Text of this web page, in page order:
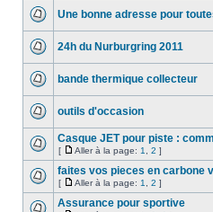
Une bonne adresse pour
24h du Nurburgring 2011
bande thermique collecteur
outils d'occasion
Casque JET pour piste :
[ Aller à la page: 1 2 ]
faites vos pieces en carbone
[ Aller à la page: 1 2 ]
Assurance pour sportive